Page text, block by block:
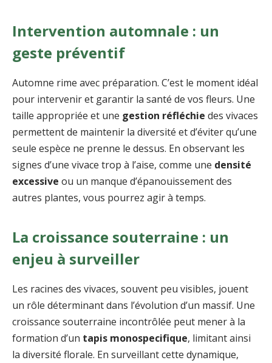
Intervention automnale : un
geste préventif
Automne rime avec préparation. C’est le moment idéal
pour intervenir et garantir la santé de vos fleurs. Une
taille appropriée et une gestion réfléchie des vivaces
permettent de maintenir la diversité et d’éviter qu’une
seule espèce ne prenne le dessus. En observant les
signes d’une vivace trop à l’aise, comme une densité
excessive ou un manque d’épanouissement des
autres plantes, vous pourrez agir à temps.
La croissance souterraine : un
enjeu à surveiller
Les racines des vivaces, souvent peu visibles, jouent
un rôle déterminant dans l’évolution d’un massif. Une
croissance souterraine incontrôlée peut mener à la
formation d’un tapis monospecifique, limitant ainsi
la diversité florale. En surveillant cette dynamique,